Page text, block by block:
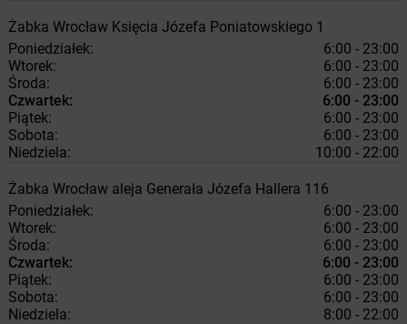
Żabka Wrocław Księcia Józefa Poniatowskiego 1
Poniedziałek:
6:00 - 23:00
Wtorek:
6:00 - 23:00
Środa:
6:00 - 23:00
Czwartek:
6:00 - 23:00
Piątek:
6:00 - 23:00
Sobota:
6:00 - 23:00
Niedziela:
10:00 - 22:00
Żabka Wrocław aleja Generała Józefa Hallera 116
Poniedziałek:
6:00 - 23:00
Wtorek:
6:00 - 23:00
Środa:
6:00 - 23:00
Czwartek:
6:00 - 23:00
Piątek:
6:00 - 23:00
Sobota:
6:00 - 23:00
Niedziela:
8:00 - 22:00